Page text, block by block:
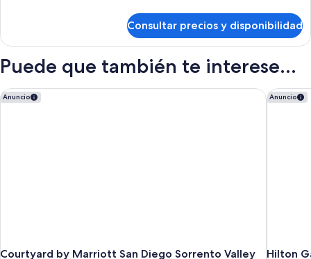
vistas
al
puerto
estándar,
camas
matrimonio,
vistas
Consultar precios y disponibilidad
Puede que también te interese...
Anuncio
Courtyard by Marriott San Diego Sorrento Valley
Courtyard by Marriott San Diego Sorrento Valley Anuncio
Hilton
Hilton